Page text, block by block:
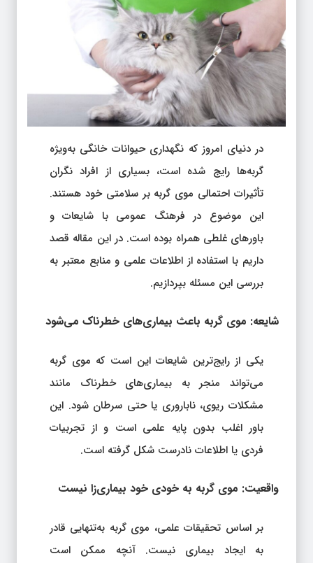
در دنیای امروز که نگهداری حیوانات خانگی به‌ویژه
گربه‌ها رایج شده است، بسیاری از افراد نگران
تأثیرات احتمالی موی گربه بر سلامتی خود هستند.
این موضوع در فرهنگ عمومی با شایعات و
باورهای غلطی همراه بوده است. در این مقاله قصد
داریم با استفاده از اطلاعات علمی و منابع معتبر به
بررسی این مسئله بپردازیم.
شایعه: موی گربه باعث بیماری‌های خطرناک می‌شود
یکی از رایج‌ترین شایعات این است که موی گربه
می‌تواند منجر به بیماری‌های خطرناک مانند
مشکلات ریوی، ناباروری یا حتی سرطان شود. این
باور اغلب بدون پایه علمی است و از تجربیات
فردی یا اطلاعات نادرست شکل گرفته است.
واقعیت: موی گربه به خودی خود بیماری‌زا نیست
بر اساس تحقیقات علمی، موی گربه به‌تنهایی قادر
به ایجاد بیماری نیست. آنچه ممکن است